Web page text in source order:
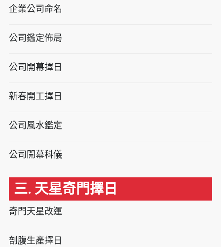
企業公司命名
公司鑑定佈局
公司開幕擇日
新春開工擇日
公司風水鑑定
公司開幕科儀
三. 天星奇門擇日
奇門天星改運
剖腹生產擇日